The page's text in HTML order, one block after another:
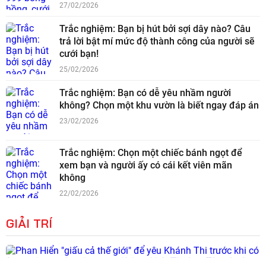
27/02/2026
Trắc nghiệm: Bạn bị hút bởi sợi dây nào? Câu
trả lời bật mí mức độ thành công của người sẽ
cưới bạn!
25/02/2026
Trắc nghiệm: Bạn có dễ yêu nhầm người
không? Chọn một khu vườn là biết ngay đáp án
23/02/2026
Trắc nghiệm: Chọn một chiếc bánh ngọt để
xem bạn và người ấy có cái kết viên mãn
không
22/02/2026
GIẢI TRÍ